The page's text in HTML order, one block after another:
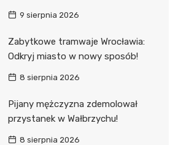
9 sierpnia 2026
Zabytkowe tramwaje Wrocławia:
Odkryj miasto w nowy sposób!
8 sierpnia 2026
Pijany mężczyzna zdemolował
przystanek w Wałbrzychu!
8 sierpnia 2026